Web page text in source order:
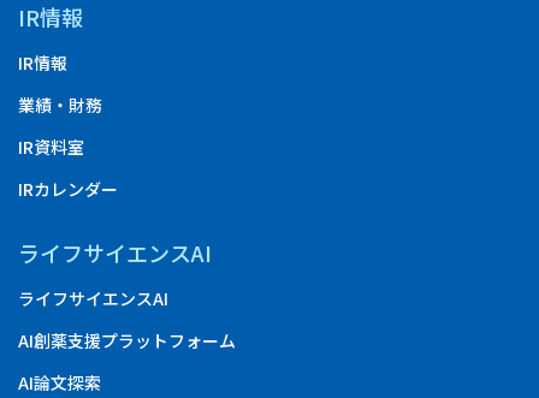
IR情報
IR情報
業績・財務
IR資料室
IRカレンダー
ライフサイエンスAI
ライフサイエンスAI
AI創薬支援プラットフォーム
AI論文探索